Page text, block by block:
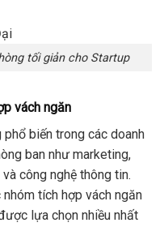
tối giản cho Startup
vách ngăn
phổ biến trong các doanh
ban như marketing,
công nghệ thông tin.
tích hợp vách ngăn
lựa chọn nhiều nhất